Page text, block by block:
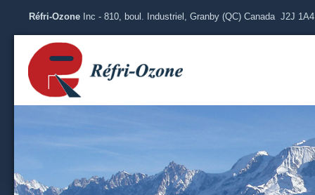
Réfri-OzoneInc - 810, boul. Industriel, Granby (QC) Canada J2J